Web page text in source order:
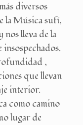
diversos
la Música sufí,
nos lleva de la
insospechados.
,
que llevan
interior.
como camino
lugar de